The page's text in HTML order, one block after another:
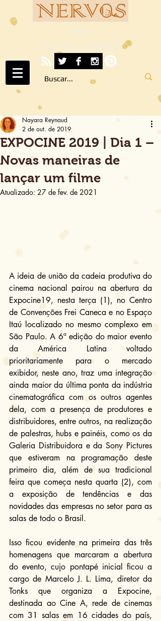
NERVOS
A ARTE SOB TODOS OS SENTIDOS
EXPOCINE 2019 | Dia 1 –
Novas maneiras de
lançar um filme
Nayara Reynaud
2 de out. de 2019
Atualizado: 27 de fev. de 2021
A ideia de união da cadeia produtiva do
cinema nacional pairou na abertura da
Expocine19, nesta terça (1), no Centro
de Convenções Frei Caneca e no Espaço
Itaú localizado no mesmo complexo em
São Paulo. A 6ª edição do maior evento
da América Latina voltado
prioritariamente para o mercado
exibidor, neste ano, traz uma integração
ainda maior da última ponta da indústria
cinematográfica com os outros agentes
dela, com a presença de produtores e
distribuidores, entre outros, na realização
de palestras, hubs e painéis, como os da
Galeria Distribuidora e da Sony Pictures
que estiveram na programação deste
primeiro dia, além de sua tradicional
feira que começa nesta quarta (2), com
a exposição de tendências e das
novidades das empresas no setor para as
salas de todo o Brasil.
Isso ficou evidente na primeira das três
homenagens que marcaram a abertura
do evento, cujo pontapé inicial ficou a
cargo de Marcelo J. L. Lima, diretor da
Tonks que organiza a Expocine,
destinada ao Cine A, rede de cinemas
com 31 salas em 16 cidades do país,